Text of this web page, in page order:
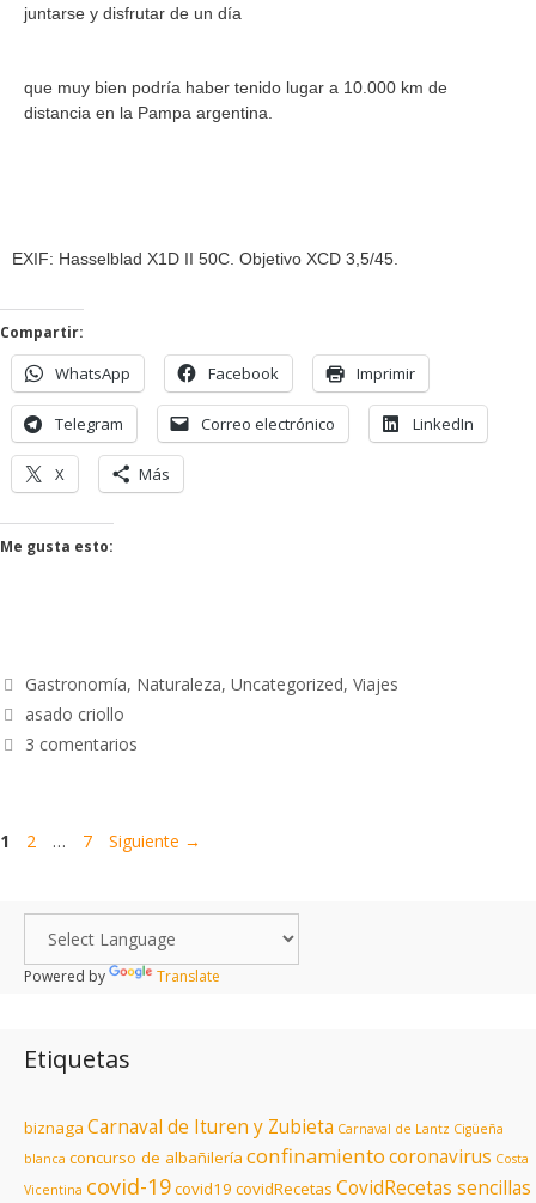
juntarse y disfrutar de un día
que muy bien podría haber tenido lugar a 10.000 km de
distancia en la Pampa argentina.
EXIF: Hasselblad X1D II 50C. Objetivo XCD 3,5/45.
Compartir:
WhatsApp Facebook Imprimir
Telegram Correo electrónico LinkedIn
X Más
Me gusta esto:
Gastronomía, Naturaleza,Uncategorized,Viajes
asado criollo
3 comentarios
1 2 … 7 Siguiente →
Powered by Translate
Etiquetas
biznaga Carnaval de Ituren y Zubieta Carnaval de Lantz Cigüeña
blanca concurso de albañilería confinamientocoronavirus Costa
Vicentina covid-19covid19 covidRecetas CovidRecetas sencillas